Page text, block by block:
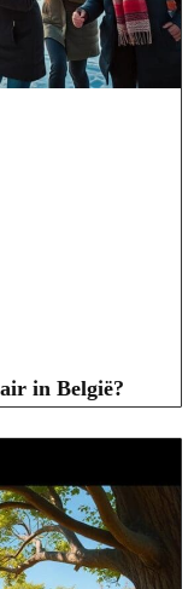
in België?